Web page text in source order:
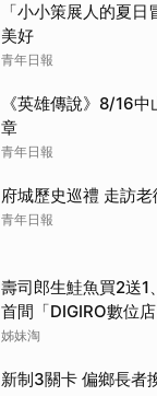
「小小策展人的夏
美好
青年日報
《英雄傳說》8/16
章
青年日報
府城歷史巡禮 走訪
青年日報
壽司郎生鮭魚買2送
首間「DIGIRO數位
桌
姊妹淘
新制3關卡 偏鄉長者